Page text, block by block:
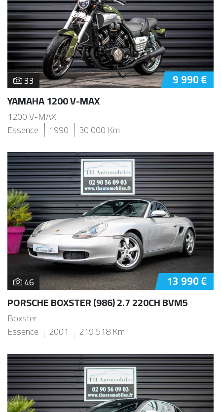
33 9 990 €
YAMAHA 1200 V-MAX
1200 V-MAX
Essence
1990 30 000 Km
46 13 990 €
PORSCHE BOXSTER (986) 2.7 220CH BVM5
Boxster
Essence
2001 219 518 Km